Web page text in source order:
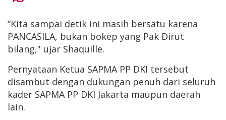
“Kita sampai detik ini masih bersatu karena
PANCASILA, bukan bokep yang Pak Dirut
bilang," ujar Shaquille.
Pernyataan Ketua SAPMA PP DKI tersebut
disambut dengan dukungan penuh dari seluruh
kader SAPMA PP DKI Jakarta maupun daerah
lain.